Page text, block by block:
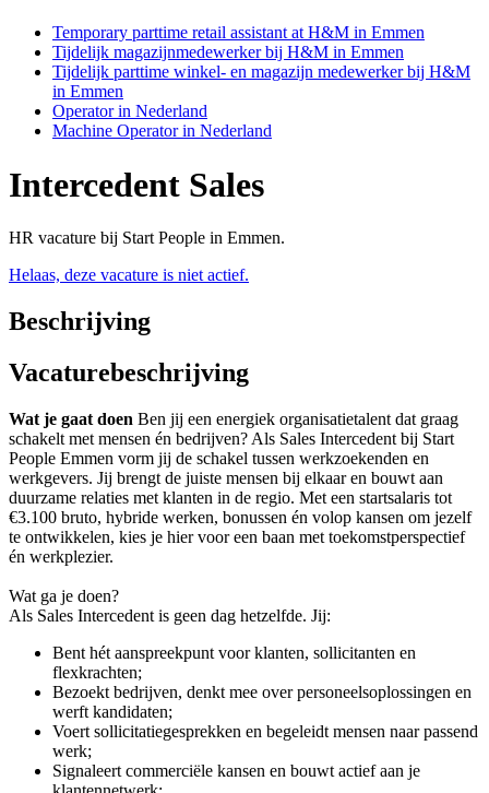
Temporary parttime retail assistant at H&M in Emmen
Tijdelijk magazijnmedewerker bij H&M in Emmen
Tijdelijk parttime winkel- en magazijn medewerker bij H&M
in Emmen
Operator in Nederland
Machine Operator in Nederland
Intercedent Sales
HR vacature bij Start People in Emmen.
Helaas, deze vacature is niet actief.
Beschrijving
Vacaturebeschrijving
Wat je gaat doen Ben jij een energiek organisatietalent dat graag
schakelt met mensen én bedrijven? Als Sales Intercedent bij Start
People Emmen vorm jij de schakel tussen werkzoekenden en
werkgevers. Jij brengt de juiste mensen bij elkaar en bouwt aan
duurzame relaties met klanten in de regio. Met een startsalaris tot
€3.100 bruto, hybride werken, bonussen én volop kansen om jezelf
te ontwikkelen, kies je hier voor een baan met toekomstperspectief
én werkplezier.
Wat ga je doen?
Als Sales Intercedent is geen dag hetzelfde. Jij:
Bent hét aanspreekpunt voor klanten, sollicitanten en
flexkrachten;
Bezoekt bedrijven, denkt mee over personeelsoplossingen en
werft kandidaten;
Voert sollicitatiegesprekken en begeleidt mensen naar passend
werk;
Signaleert commerciële kansen en bouwt actief aan je